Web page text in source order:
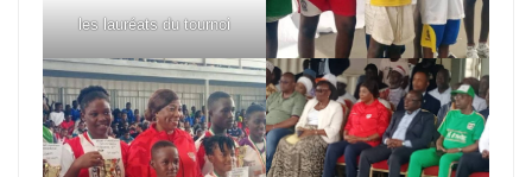
les lauréats du tournoi